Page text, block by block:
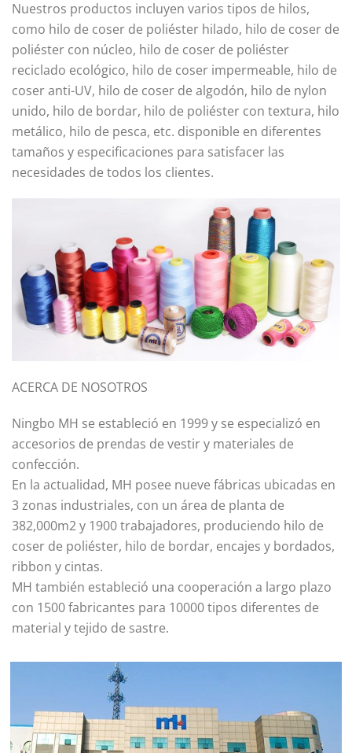
Nuestros productos incluyen varios tipos de hilos,
como hilo de coser de poliéster hilado, hilo de coser de
poliéster con núcleo, hilo de coser de poliéster
reciclado ecológico, hilo de coser impermeable, hilo de
coser anti-UV, hilo de coser de algodón, hilo de nylon
unido, hilo de bordar, hilo de poliéster con textura, hilo
metálico, hilo de pesca, etc. disponible en diferentes
tamaños y especificaciones para satisfacer las
necesidades de todos los clientes.
ACERCA DE NOSOTROS
Ningbo MH se estableció en 1999 y se especializó en
accesorios de prendas de vestir y materiales de
confección.
En la actualidad, MH posee nueve fábricas ubicadas en
3 zonas industriales, con un área de planta de
382,000m2 y 1900 trabajadores, produciendo hilo de
coser de poliéster, hilo de bordar, encajes y bordados,
ribbon y cintas.
MH también estableció una cooperación a largo plazo
con 1500 fabricantes para 10000 tipos diferentes de
material y tejido de sastre.